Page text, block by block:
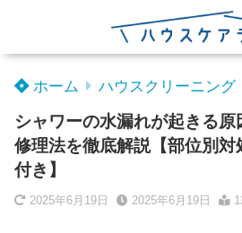
ホーム ハウスクリーニング
シャワーの水漏れが起きる
修理法を徹底解説【部位別対
付き】
2025年6月19日 2025年6月19日